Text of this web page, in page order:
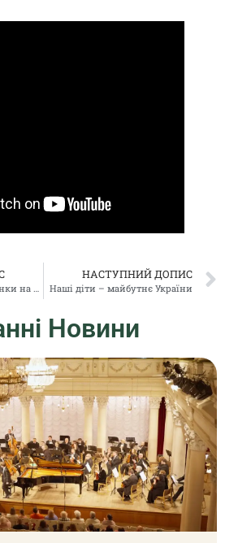
Перша перемога українки на Міжнародному конкурсі скрипалів імені Луї Шпора.
НАСТУПНИЙ ДОПИС
Наші діти – майбутнє України
Новини